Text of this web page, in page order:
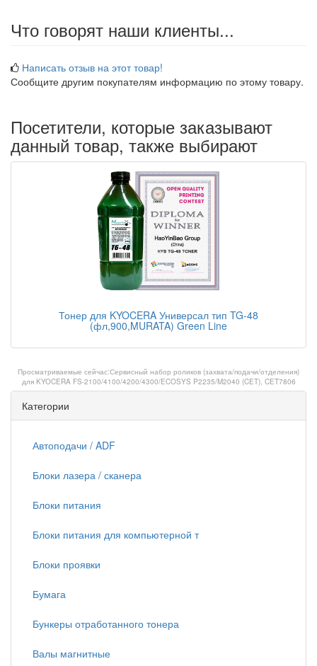
Что говорят наши клиенты...
Написать отзыв на этот товар!
Сообщите другим покупателям информацию по этому товару.
Посетители, которые заказывают
данный товар, также выбирают
Тонер для KYOCERA Универсал тип TG-48
(фл,900,MURATA) Green Line
Просматриваемые сейчас:Сервисный набор роликов (захвата/подачи/отделения)
для KYOCERA FS-2100/4100/4200/4300/ECOSYS P2235/M2040 (CET), CET7806
Категории
Автоподачи / ADF
Блоки лазера / сканера
Блоки питания
Блоки питания для компьютерной т
Блоки проявки
Бумага
Бункеры отработанного тонера
Валы магнитные